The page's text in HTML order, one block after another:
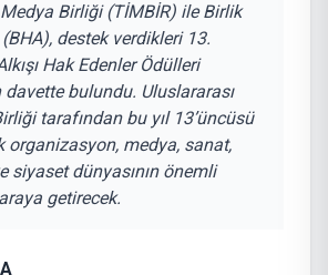
Birliği (TİMBİR) ile Birlik
destek verdikleri 13.
Hak Edenler Ödülleri
davette bulundu. Uluslararası
tarafından bu yıl 13’üncüsü
organizasyon, medya, sanat,
siyaset dünyasının önemli
getirecek.